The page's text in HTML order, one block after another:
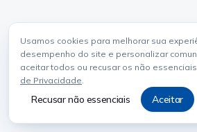
Usamos cookies para melhorar sua
desempenho do site e personalizar
aceitar todos ou recusar os não
de Privacidade.
Recusar não essenciais Aceitar